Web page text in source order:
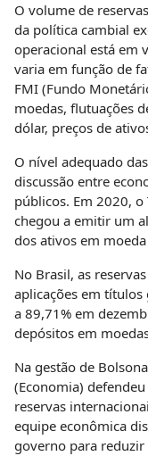
O volume de
da política cambial
operacional está em
varia em função de
FMI (Fundo
moedas, flutuações
dólar, preços de
O nível adequado
discussão entre
públicos. Em 2020, o
chegou a emitir um
dos ativos em
No Brasil, as
aplicações em
a 89,71% em
depósitos em
Na gestão de
(Economia)
reservas
equipe econômica
governo para